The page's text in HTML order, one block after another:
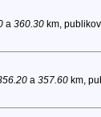
a 360.30km,
a 357.60km,